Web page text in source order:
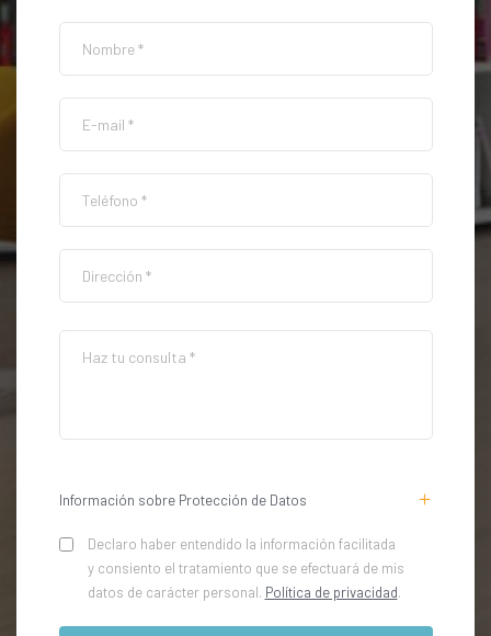
Información sobre Protección de Datos
Declaro haber entendido la información facilitada
y consiento el tratamiento que se efectuará de mis
datos de carácter personal. Política de privacidad.